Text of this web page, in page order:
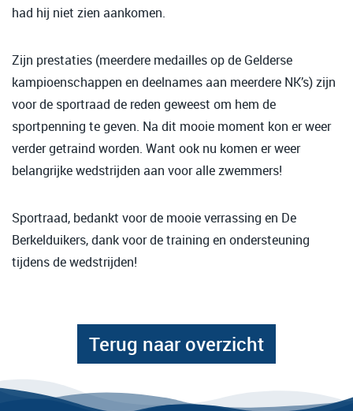
had hij niet zien aankomen.
Zijn prestaties (meerdere medailles op de Gelderse
kampioenschappen en deelnames aan meerdere NK’s) zijn
voor de sportraad de reden geweest om hem de
sportpenning te geven. Na dit mooie moment kon er weer
verder getraind worden. Want ook nu komen er weer
belangrijke wedstrijden aan voor alle zwemmers!
Sportraad, bedankt voor de mooie verrassing en De
Berkelduikers, dank voor de training en ondersteuning
tijdens de wedstrijden!
Terug naar overzicht